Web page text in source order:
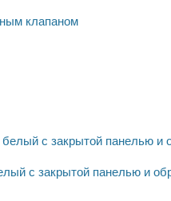
клапаном
с закрытой панелью и